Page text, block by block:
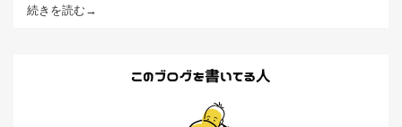
続きを読む→